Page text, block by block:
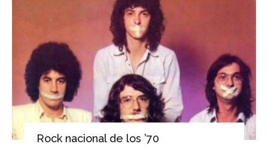
Rock nacional de los ’70